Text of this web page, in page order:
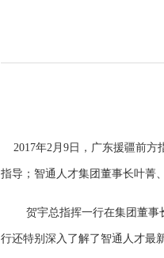
2017年2月9日，广东援疆前方
指导；智通人才集团董事长叶菁
贺宇总指挥一行在集团董
行还特别深入了解了智通人才最